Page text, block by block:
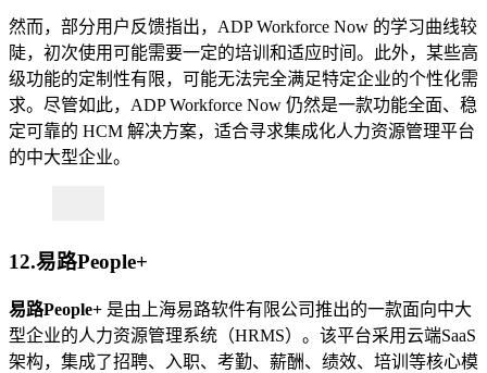
然而，部分用户反馈指出，ADP Workforce Now 的学习曲线较
陡，初次使用可能需要一定的培训和适应时间。此外，某些高
级功能的定制性有限，可能无法完全满足特定企业的个性化需
求。尽管如此，ADP Workforce Now 仍然是一款功能全面、稳
定可靠的 HCM 解决方案，适合寻求集成化人力资源管理平台
的中大型企业。
12.易路People+
易路People+ 是由上海易路软件有限公司推出的一款面向中大
型企业的人力资源管理系统（HRMS）。该平台采用云端SaaS
架构，集成了招聘、入职、考勤、薪酬、绩效、培训等核心模